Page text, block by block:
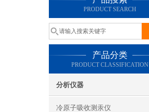
PRODUCT SEARCH
产品分类
PRODUCT CLASSIFICATION
分析仪器
冷原子吸收测汞仪